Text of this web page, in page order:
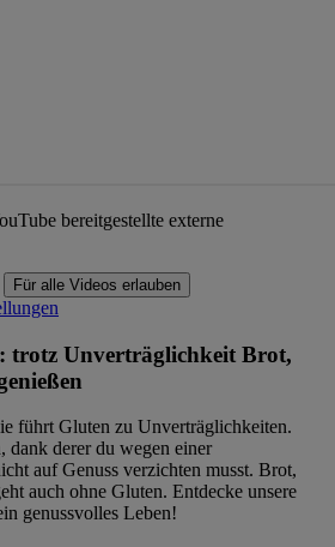
bereitgestellte externe
Für alle Videos erlauben
trotz Unverträglichkeit Brot,
führt Gluten zu Unverträglichkeiten.
dank derer du wegen einer
auf Genuss verzichten musst. Brot,
auch ohne Gluten. Entdecke unsere
genussvolles Leben!